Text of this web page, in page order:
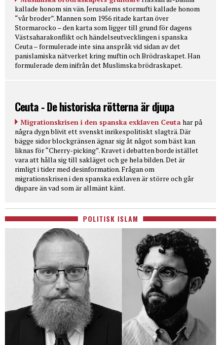
kallade honom sin vän. Jerusalems stormufti kallade honom
“vår broder”. Mannen som 1956 ritade kartan över
Stormarocko – den karta som ligger till grund för dagens
Västsaharakonflikt och händelseutvecklingen i spanska
Ceuta – formulerade inte sina anspråk vid sidan av det
panislamiska nätverket kring muftin och Brödraskapet. Han
formulerade dem inifrån det Muslimska brödraskapet.
Ceuta - De historiska rötterna är djupa
Migrationskrisen i den spanska exklaven Ceuta har på
några dygn blivit ett svenskt inrikespolitiskt slagträ. Där
bägge sidor blockgränsen ägnar sig åt något som bäst kan
liknas för “Cherry-picking”. Kravet i debatten borde istället
vara att hålla sig till sakläget och ge hela bilden. Det är
rimligt i tider med desinformation. Frågan om
migrationskrisen i den spanska exklaven är större och går
djupare än vad som är allmänt känt.
POLITISK ISLAM